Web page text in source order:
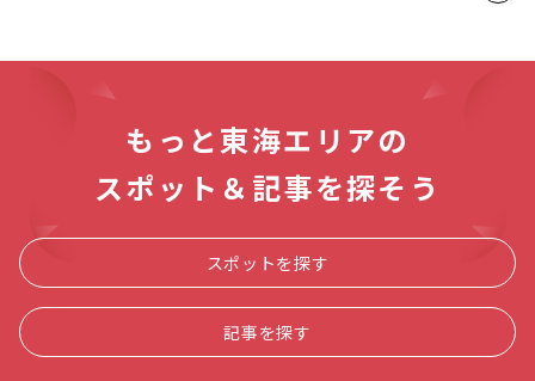
もっと東海エリアの
スポット＆記事を探そう
スポットを探す
記事を探す